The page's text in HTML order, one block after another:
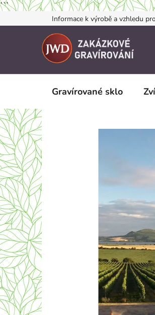
```
na
Informace k výrobě a vzhledu
Gravírované sklo